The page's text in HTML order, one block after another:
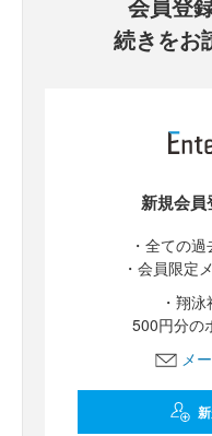
続きをお
新規会員
・全ての
・会員限定
・翔
500円分の
メ